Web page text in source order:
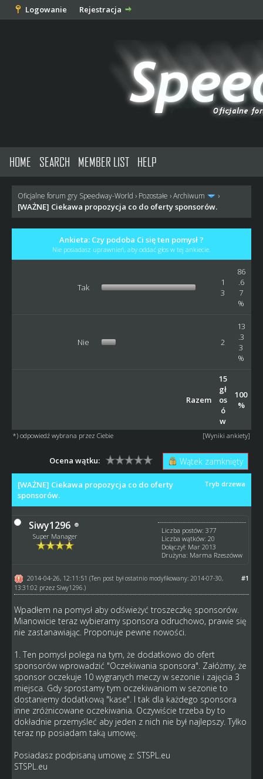
Logowanie Rejestracja
HOME SEARCH MEMBER LIST HELP
Oficjalne forum gry Speedway-World › Pozostałe ›Archiwum ›
[WAŻNE] Ciekawa propozycja co do oferty sponsorów.
Ankieta: Czy podoba Ci się ten pomysł ?
Nie posiadasz uprawnień, aby oddać głos w tej ankiecie.
Tak
1
3
86
.6
7
%
Nie 2
13
.3
3
%
Razem
15
gł
os
ó
w
100
%
*) odpowiedź wybrana przez Ciebie [Wyniki ankiety]
Wątek zamknięty
Ocena wątku:
Tryb drzewa
[WAŻNE] Ciekawa propozycja co do oferty
sponsorów.
Siwy1296
Super Manager
Liczba postów: 377
Liczba wątków: 20
Dołączył: Mar 2013
Drużyna: Marma Rzeszóww
#1
2014-04-26, 12:11:51 (Ten post był ostatnio modyfikowany: 2014-07-30,
13:31:02 przez Siwy1296.)
Wpadłem na pomysł aby odświeżyć troszeczkę sponsorów.
Mianowicie teraz wybieramy sponsora odruchowo, prawie się
nie zastanawiając. Proponuje pewne nowości.
1. Ten pomysł polega na tym, że dodatkowo do ofert
sponsorów wprowadzić "Oczekiwania sponsora". Załóżmy, że
sponsor oczekuje 10 wygranych meczy w sezonie i zajęcia 3
miejsca. Gdy sprostamy tym oczekiwaniom w sezonie to
dostaniemy dodatkową "kase". I tak dla każdego sponsora
inne zróżnicowane oczekiwania. Oczywiście trzeba by to
dokładnie przemyśleć aby jeden z nich nie był najlepszy. Tylko
teraz np posiadam taką umowę.
Posiadasz podpisaną umowę z: STSPL.eu
STSPL.eu